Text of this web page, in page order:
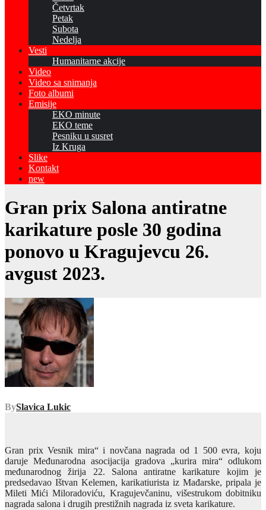
Četvrtak
Petak
Subota
Nedelja
Vesti
Humanitarne akcije
Video
Video sa snimanja
Foto albumi
Emisije
EKO minute
EKO teme
Pesniku u susret
Iz Kruga
Slike
Kontakt
new
Gran prix Salona antiratne
karikature posle 30 godina
ponovo u Kragujevcu 26.
avgust 2023.
BySlavica Lukic
Gran prix Vesnik mira“ i novčana nagrada od 1 500 evra, koju
daruje Međunarodna asocijacija gradova „kurira mira“ odlukom
međunarodnog žirija 22. Salona antiratne karikature kojim je
predsedavao Ištvan Kelemen, karikatiurista iz Mađarske, pripala je
Mileti Mići Miloradoviću, Kragujevčaninu, višestrukom dobitniku
nagrada salona i drugih prestižnih nagrada iz sveta karikature.